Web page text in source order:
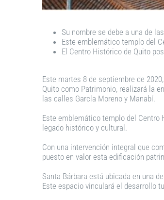
Su nombre se debe a una de
Este emblemático templo del
El Centro Histórico de Quito
Este martes 8 de septiembre de
Quito como Patrimonio, realizará la
las calles García Moreno y Manabí.
Este emblemático templo del Centro
legado histórico y cultural.
Con una intervención integral que
puesto en valor esta edificación
Santa Bárbara está ubicada en una
Este espacio vinculará el desarrollo